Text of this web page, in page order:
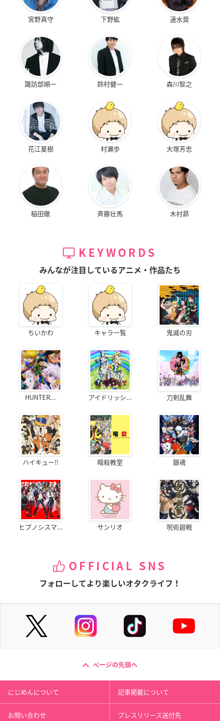
宮野真守 下野紘 速水奨
諏訪部順一 鈴村健一 森川智之
花江夏樹 村瀬歩 大塚芳忠
稲田徹 斉藤壮馬 木村昴
KEYWORDS
みんなが注目しているアニメ・作品たち
ちいかわ キャラ一覧 鬼滅の刃
HUNTER... アイドリッシ... 刀剣乱舞
ハイキュー!! 暗殺教室 銀魂
ヒプノシスマ... サンリオ 呪術廻戦
OFFICIAL SNS
フォローしてより楽しいオタクライフ！
ページの先頭へ
にじめんについて 記事掲載について
お問い合わせ プレスリリース送付先